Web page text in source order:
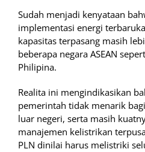
Sudah menjadi kenyataan
implementasi energi
kapasitas terpasang masih
beberapa negara ASEAN
Philipina.
Realita ini mengindikasikan
pemerintah tidak menarik
luar negeri, serta masih
manajemen kelistrikan
PLN dinilai harus melistriki